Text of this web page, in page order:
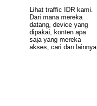
Lihat traffic IDR kami.
Dari mana mereka
datang, device yang
dipakai, konten apa
saja yang mereka
akses, cari dan lainnya